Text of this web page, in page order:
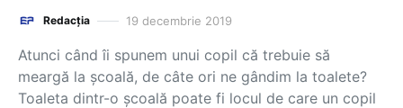
Redacția 19 decembrie 2019
Atunci când îi spunem unui copil că trebuie să
meargă la școală, de câte ori ne gândim la toalete?
Toaleta dintr-o școală poate fi locul de care un copil